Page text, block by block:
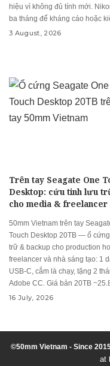
hiệu vì không đủ tính mới.
ba tháng để kháng cáo hoặc
3 August, 2026
Trên tay Seagate One
Desktop: cứu tinh lưu
cho media & freelancer
50mm Vietnam trên tay
Touch Desktop 20TB — ổ
trữ & backup cho production
freelancer và nhà sáng tạo: 1
USB-C, cắm là chạy, tặng 2
Adobe CC. Giá bản 20TB
16 July, 2026
©50mm Vietnam - Since
at